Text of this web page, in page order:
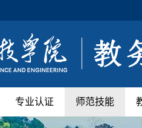
专业认证 师范技能